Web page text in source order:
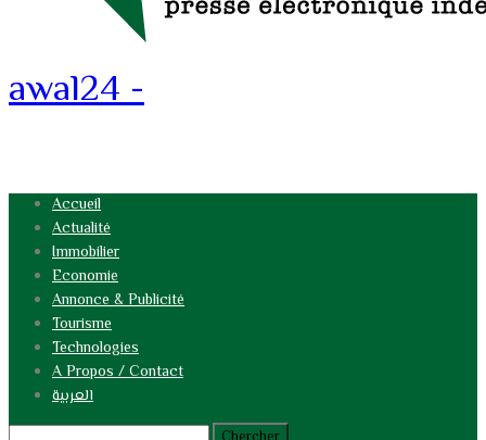
awal24 -
Accueil
Actualité
Immobilier
Economie
Annonce & Publicité
Tourisme
Technologies
A Propos / Contact
العربية